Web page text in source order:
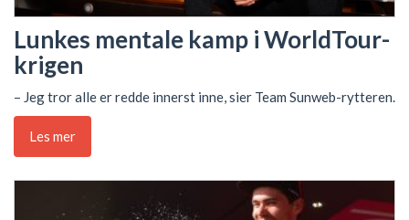
Lunkes mentale kamp i WorldTour-
krigen
– Jeg tror alle er redde innerst inne, sier Team Sunweb-rytteren.
Les mer